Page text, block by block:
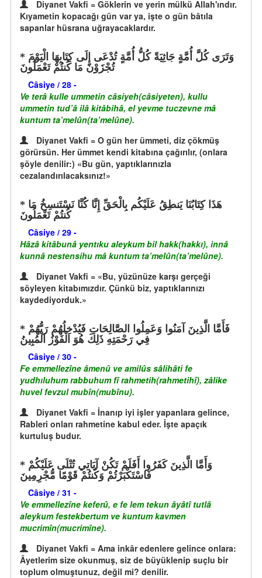
Diyanet Vakfi = Göklerin ve yerin mülkü Allah'ındır.
Kıyametin kopacağı gün var ya, işte o gün bâtıla
sapanlar hüsrana uğrayacaklardır.
تُجْزَوْنَ مَا كُنتُمْ تَعْمَلُونَ
Câsiye / 28 -
Ve terâ kulle ummetin câsiyeh(câsiyeten), kullu
ummetin tud’â ilâ kitâbihâ, el yevme tuczevne mâ
kuntum ta’melûn(ta’melûne).
Diyanet Vakfi = O gün her ümmeti, diz çökmüş
görürsün. Her ümmet kendi kitabına çağırılır, (onlara
şöyle denilir:) «Bu gün, yaptıklarınızla
cezalandırılacaksınız!»
كُنتُمْ تَعْمَلُونَ
Câsiye / 29 -
Hâzâ kitâbunâ yentıku aleykum bil hakk(hakkı), innâ
kunnâ nestensihu mâ kuntum ta’melûn(ta’melûne).
Diyanet Vakfi = «Bu, yüzünüze karşı gerçeği
söyleyen kitabımızdır. Çünkü biz, yaptıklarınızı
kaydediyorduk.»
فِي رَحْمَتِهِ ذَلِكَ هُوَ الْفَوْزُ الْمُبِينُ
Câsiye / 30 -
Fe emmellezîne âmenû ve amilûs sâlihâti fe
yudhıluhum rabbuhum fî rahmetih(rahmetihî), zâlike
huvel fevzul mubîn(mubînu).
Diyanet Vakfi = İnanıp iyi işler yapanlara gelince,
Rableri onları rahmetine kabul eder. İşte apaçık
kurtuluş budur.
فَاسْتَكْبَرْتُمْ وَكُنتُمْ قَوْمًا مُّجْرِمِينَ
Câsiye / 31 -
Ve emmellezîne keferû, e fe lem tekun âyâtî tutlâ
aleykum festekbertum ve kuntum kavmen
mucrimîn(mucrimîne).
Diyanet Vakfi = Ama inkâr edenlere gelince onlara:
Âyetlerim size okunmuş, siz de büyüklenip suçlu bir
toplum olmuştunuz, değil mi? denilir.